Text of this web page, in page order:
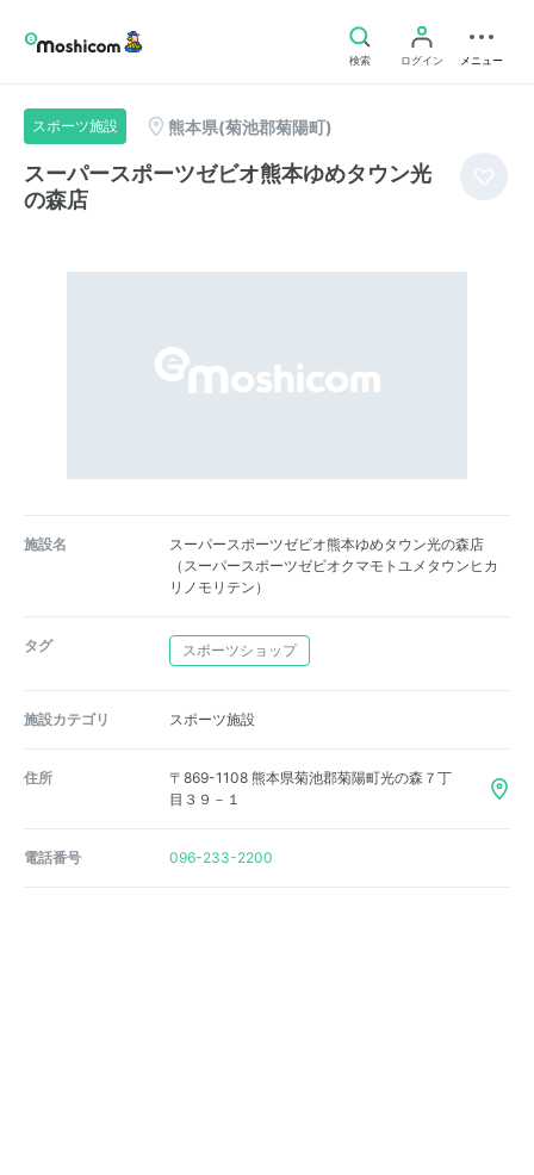
検索 ログイン メニュー
スポーツ施設 熊本県(菊池郡菊陽町)
スーパースポーツゼビオ熊本ゆめタウン光
の森店
施設名
スーパースポーツゼビオ熊本ゆめタウン光の森店
（スーパースポーツゼビオクマモトユメタウンヒカ
リノモリテン）
タグ スポーツショップ
施設カテゴリ スポーツ施設
住所
〒869-1108 熊本県菊池郡菊陽町光の森７丁
目３９－１
電話番号 096-233-2200